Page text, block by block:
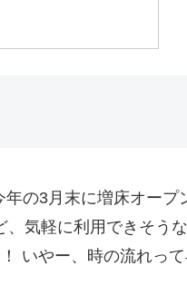
の3月末に増床オープ
気軽に利用できそう
いやー、時の流れって